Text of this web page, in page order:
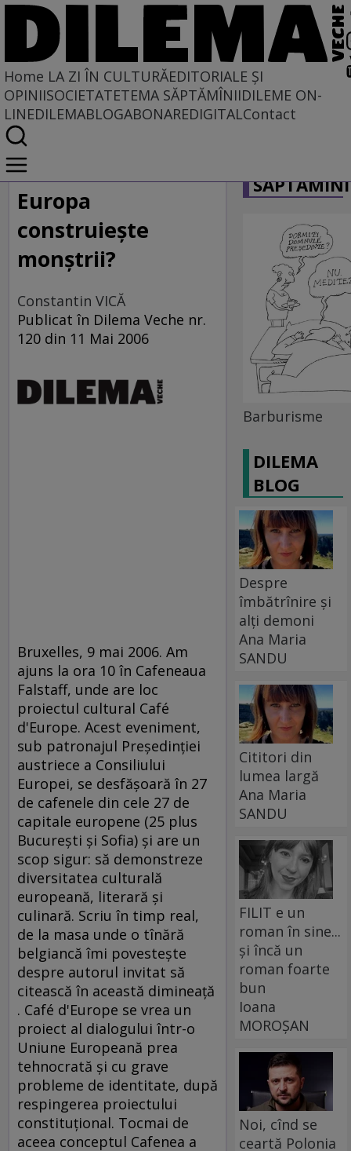
Home LA ZI ÎN CULTURĂEDITORIALE ȘI
OPINIISOCIETATETEMA SĂPTĂMÎNIIDILEME ON-
LINEDILEMABLOGABONAREDIGITALContact
Home
La zi în cultură
Europa
construieşte
monştrii?
Constantin VICĂ
Publicat în Dilema Veche nr.
120 din 11 Mai 2006
Bruxelles, 9 mai 2006. Am
ajuns la ora 10 în Cafeneaua
Falstaff, unde are loc
proiectul cultural Café
d'Europe. Acest eveniment,
sub patronajul Preşedinţiei
austriece a Consiliului
Europei, se desfăşoară în 27
de cafenele din cele 27 de
capitale europene (25 plus
Bucureşti şi Sofia) şi are un
scop sigur: să demonstreze
diversitatea culturală
europeană, literară şi
culinară. Scriu în timp real,
de la masa unde o tînără
belgiancă îmi povesteşte
despre autorul invitat să
citească în această dimineaţă
. Café d'Europe se vrea un
proiect al dialogului într-o
Uniune Europeană prea
tehnocrată şi cu grave
probleme de identitate, după
respingerea proiectului
constituţional. Tocmai de
aceea conceptul Cafenea a
Barburisme
DILEMA
BLOG
Despre
îmbătrînire și
alți demoni
Ana Maria
SANDU
Cititori din
lumea largă
Ana Maria
SANDU
FILIT e un
roman în sine...
și încă un
roman foarte
bun
Ioana
MOROȘAN
Noi, cînd se
ceartă Polonia